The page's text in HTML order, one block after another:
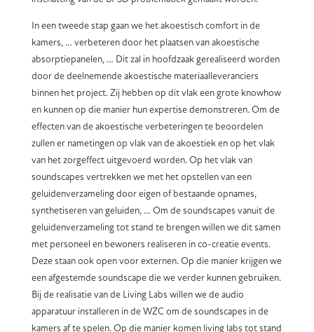
In een tweede stap gaan we het akoestisch comfort in de
kamers, … verbeteren door het plaatsen van akoestische
absorptiepanelen, … Dit zal in hoofdzaak gerealiseerd worden
door de deelnemende akoestische materiaalleveranciers
binnen het project. Zij hebben op dit vlak een grote knowhow
en kunnen op die manier hun expertise demonstreren. Om de
effecten van de akoestische verbeteringen te beoordelen
zullen er nametingen op vlak van de akoestiek en op het vlak
van het zorgeffect uitgevoerd worden. Op het vlak van
soundscapes vertrekken we met het opstellen van een
geluidenverzameling door eigen of bestaande opnames,
synthetiseren van geluiden, … Om de soundscapes vanuit de
geluidenverzameling tot stand te brengen willen we dit samen
met personeel en bewoners realiseren in co-creatie events.
Deze staan ook open voor externen. Op die manier krijgen we
een afgestemde soundscape die we verder kunnen gebruiken.
Bij de realisatie van de Living Labs willen we de audio
apparatuur installeren in de WZC om de soundscapes in de
kamers af te spelen. Op die manier komen living labs tot stand